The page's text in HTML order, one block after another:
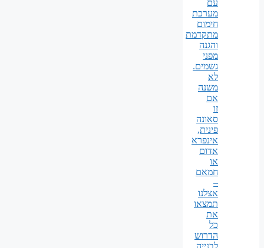
עם
מערכת
חימום
מתקדמת
והגנה
מפני
גשמים.
לא
משנה
אם
זו
סאונה
פינית,
אינפרא
אדום
או
חמאם
–
אצלנו
תמצאו
את
כל
הדרוש